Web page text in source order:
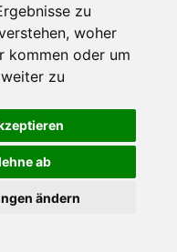
zu
woher
kommen oder um
zu
ab
ändern